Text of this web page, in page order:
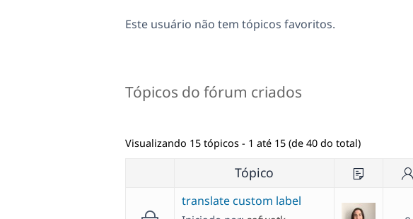
Este usuário não tem tópicos favoritos.
Tópicos do fórum criados
Visualizando 15 tópicos - 1 até 15 (de 40 do total)
Tópico
translate custom label